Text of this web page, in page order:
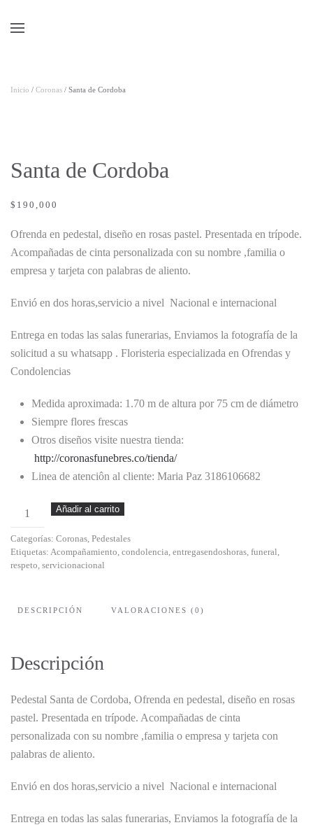
Inicio / Coronas / Santa de Cordoba
Santa de Cordoba
$ 190,000
Ofrenda en pedestal, diseño en rosas pastel. Presentada en trípode.
Acompañadas de cinta personalizada con su nombre ,familia o
empresa y tarjeta con palabras de aliento.
Envió en dos horas,servicio a nivel Nacional e internacional
Entrega en todas las salas funerarias, Enviamos la fotografía de la
solicitud a su whatsapp . Floristeria especializada en Ofrendas y
Condolencias
Medida aproximada: 1.70 m de altura por 75 cm de diámetro
Siempre flores frescas
Otros diseños visite nuestra tienda:
http://coronasfunebres.co/tienda/
Linea de atenciôn al cliente: Maria Paz 3186106682
Santa
de
Cordoba
cantidad
Añadir al carrito
Categorías: Coronas, Pedestales
Etiquetas: Acompañamiento, condolencia, entregasendoshoras, funeral,
respeto, servicionacional
DESCRIPCIÓN VALORACIONES (0)
Descripción
Pedestal Santa de Cordoba, Ofrenda en pedestal, diseño en rosas
pastel. Presentada en trípode. Acompañadas de cinta
personalizada con su nombre ,familia o empresa y tarjeta con
palabras de aliento.
Envió en dos horas,servicio a nivel Nacional e internacional
Entrega en todas las salas funerarias, Enviamos la fotografía de la